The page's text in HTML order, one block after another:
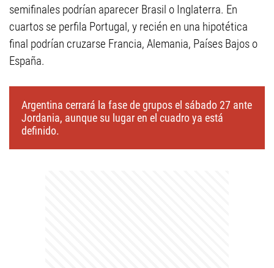
semifinales podrían aparecer Brasil o Inglaterra. En
cuartos se perfila Portugal, y recién en una hipotética
final podrían cruzarse Francia, Alemania, Países Bajos o
España.
Argentina cerrará la fase de grupos el sábado 27 ante
Jordania, aunque su lugar en el cuadro ya está
definido.